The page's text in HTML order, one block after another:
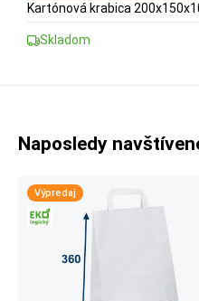
Kartónová krabica
Skladom
Naposledy
Výpredaj